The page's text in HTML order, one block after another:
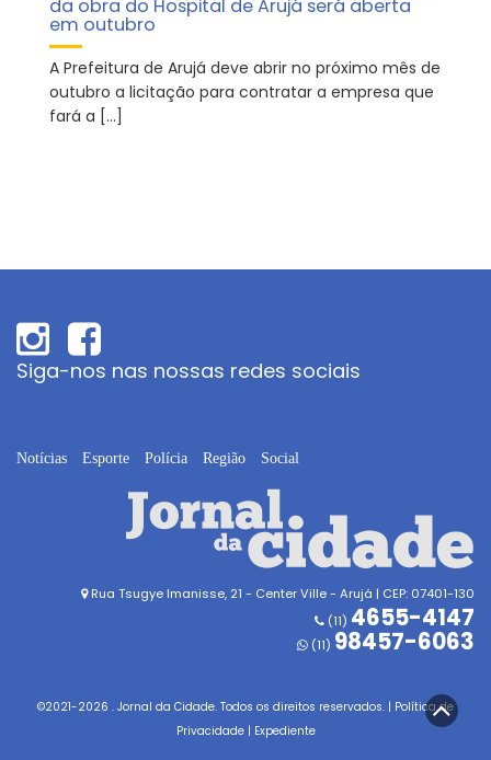
da obra do Hospital de Arujá será aberta
em outubro
A Prefeitura de Arujá deve abrir no próximo mês de
outubro a licitação para contratar a empresa que
fará a […]
Siga-nos nas nossas redes sociais
Notícias Esporte Polícia Região Social
Rua Tsugye Imanisse, 21 - Center Ville - Arujá | CEP: 07401-130
(11) 4655-4147
(11) 98457-6063
©2021-2026 . Jornal da Cidade. Todos os direitos reservados. | Política de
Privacidade| Expediente